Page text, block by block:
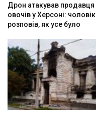
Дрон атакував продавця
овочів у Херсоні: чоловік
розповів, як усе було